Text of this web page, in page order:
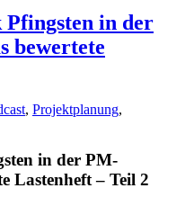
in der
bewertete
, Projektplanung,
in der PM-
Lastenheft – Teil 2